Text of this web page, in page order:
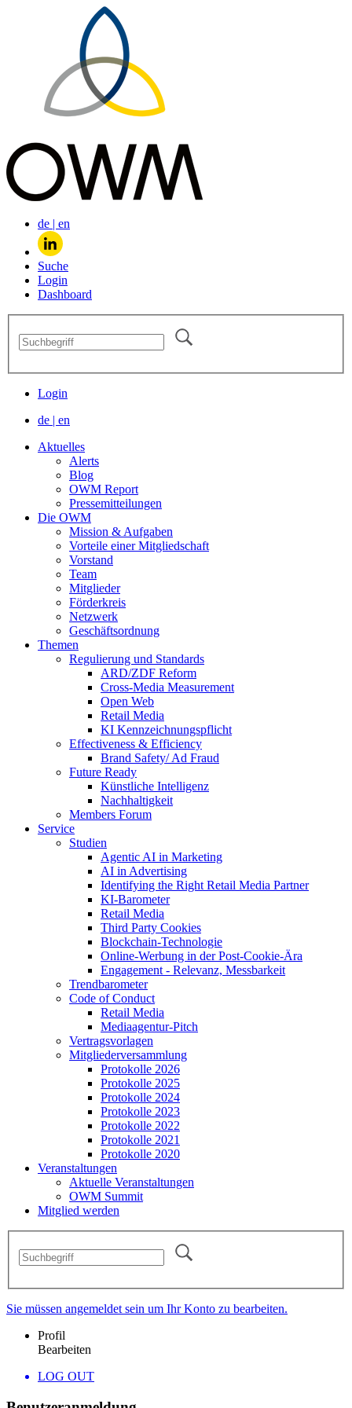
de | en
Suche
Login
Dashboard
Login
de | en
Aktuelles
Alerts
Blog
OWM Report
Pressemitteilungen
Die OWM
Mission & Aufgaben
Vorteile einer Mitgliedschaft
Vorstand
Team
Mitglieder
Förderkreis
Netzwerk
Geschäftsordnung
Themen
Regulierung und Standards
ARD/ZDF Reform
Cross-Media Measurement
Open Web
Retail Media
KI Kennzeichnungspflicht
Effectiveness & Efficiency
Brand Safety/ Ad Fraud
Future Ready
Künstliche Intelligenz
Nachhaltigkeit
Members Forum
Service
Studien
Agentic AI in Marketing
AI in Advertising
Identifying the Right Retail Media Partner
KI-Barometer
Retail Media
Third Party Cookies
Blockchain-Technologie
Online-Werbung in der Post-Cookie-Ära
Engagement - Relevanz, Messbarkeit
Trendbarometer
Code of Conduct
Retail Media
Mediaagentur-Pitch
Vertragsvorlagen
Mitgliederversammlung
Protokolle 2026
Protokolle 2025
Protokolle 2024
Protokolle 2023
Protokolle 2022
Protokolle 2021
Protokolle 2020
Veranstaltungen
Aktuelle Veranstaltungen
OWM Summit
Mitglied werden
Sie müssen angemeldet sein um Ihr Konto zu bearbeiten.
Profil
Bearbeiten
LOG OUT